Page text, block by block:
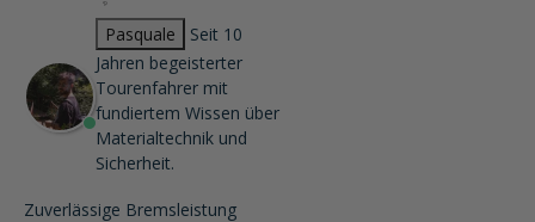
Pasquale
Seit 10
Jahren begeisterter
Tourenfahrer mit
fundiertem Wissen über
Materialtechnik und
Sicherheit.
Zuverlässige Bremsleistung